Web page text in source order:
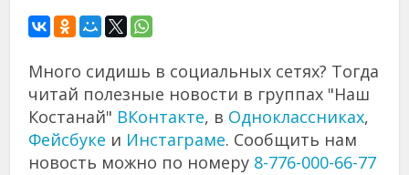
Много сидишь в социальных сетях? Тогда
читай полезные новости в группах "Наш
Костанай" ВКонтакте, в Одноклассниках,
Фейсбуке и Инстаграме. Сообщить нам
новость можно по номеру 8-776-000-66-77